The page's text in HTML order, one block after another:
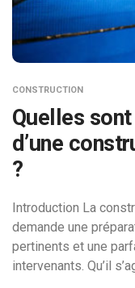
CONSTRUCTION
Quelles
d’une
?
Introduction La
demande une
pertinents et une
intervenants. Qu’il